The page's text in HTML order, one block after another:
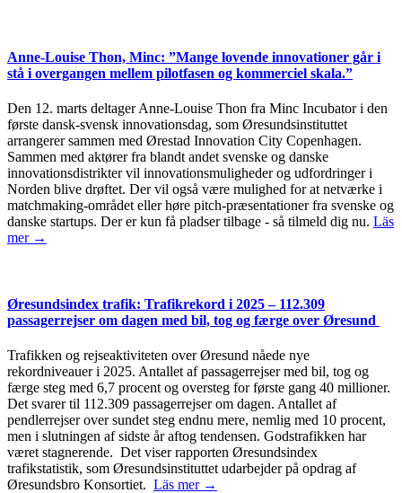
Anne-Louise Thon, Minc: ”Mange lovende innovationer går i
stå i overgangen mellem pilotfasen og kommerciel skala.”
Den 12. marts deltager Anne-Louise Thon fra Minc Incubator i den
første dansk-svensk innovationsdag, som Øresundsinstituttet
arrangerer sammen med Ørestad Innovation City Copenhagen.
Sammen med aktører fra blandt andet svenske og danske
innovationsdistrikter vil innovationsmuligheder og udfordringer i
Norden blive drøftet. Der vil også være mulighed for at netværke i
matchmaking-området eller høre pitch-præsentationer fra svenske og
danske startups. Der er kun få pladser tilbage - så tilmeld dig nu. Läs
mer →
Øresundsindex trafik: Trafikrekord i 2025 – 112.309
passagerrejser om dagen med bil, tog og færge over Øresund
Trafikken og rejseaktiviteten over Øresund nåede nye
rekordniveauer i 2025. Antallet af passagerrejser med bil, tog og
færge steg med 6,7 procent og oversteg for første gang 40 millioner.
Det svarer til 112.309 passagerrejser om dagen. Antallet af
pendlerrejser over sundet steg endnu mere, nemlig med 10 procent,
men i slutningen af sidste år aftog tendensen. Godstrafikken har
været stagnerende. Det viser rapporten Øresundsindex
trafikstatistik, som Øresundsinstituttet udarbejder på opdrag af
Øresundsbro Konsortiet. Läs mer →